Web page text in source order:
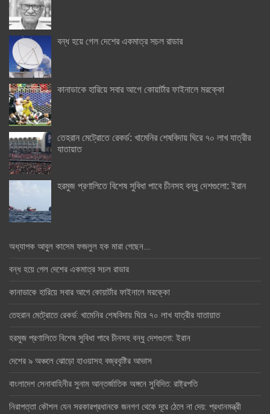
বন্ধ হয়ে গেল দেশের একমাত্র সচল রাডার
কানাডাকে হারিয়ে সবার আগে কোয়ার্টার ফাইনালে মরক্কো
তেহরান মেট্রোতে রেকর্ড: খামেনির শেষবিদায় ঘিরে ৭০ লাখ যাত্রীর
যাতায়াত
হরমুজ প্রণালিতে বিশেষ সুবিধা পাবে চীনসহ বন্ধু দেশগুলো: ইরান
অধ্যাপক আবুল কাসেম ফজলুল হক মারা গেছেন….
বন্ধ হয়ে গেল দেশের একমাত্র সচল রাডার
কানাডাকে হারিয়ে সবার আগে কোয়ার্টার ফাইনালে মরক্কো
তেহরান মেট্রোতে রেকর্ড: খামেনির শেষবিদায় ঘিরে ৭০ লাখ যাত্রীর যাতায়াত
হরমুজ প্রণালিতে বিশেষ সুবিধা পাবে চীনসহ বন্ধু দেশগুলো: ইরান
দেশের ৯ অঞ্চলে ঝোড়ো হাওয়াসহ বজ্রবৃষ্টির আভাস
বাংলাদেশ সেনাবাহিনীর সুনাম আন্তর্জাতিক অঙ্গনে সুবিদিত: রাষ্ট্রপতি
নিরাপত্তা কৌশল যেন সরকারপ্রধানকে জনগণ থেকে দূরে ঠেলে না দেয়: প্রধানমন্ত্রী